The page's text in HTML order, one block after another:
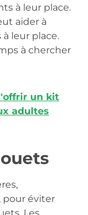
à leur place.
aider à
leur place.
à chercher
un kit
adultes
pour éviter
Les